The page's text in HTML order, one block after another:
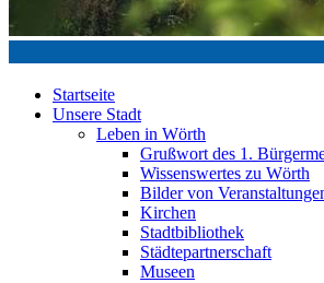
Startseite
Unsere Stadt
Leben in Wörth
Grußwort des 1.
Wissenswertes zu Wörth
Bilder von
Kirchen
Stadtbibliothek
Städtepartnerschaft
Museen